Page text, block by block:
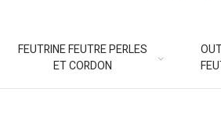
FEUTRINE FEUTRE PERLES
ET CORDON